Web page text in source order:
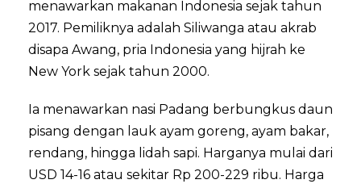
menawarkan makanan Indonesia sejak tahun
2017. Pemiliknya adalah Siliwanga atau akrab
disapa Awang, pria Indonesia yang hijrah ke
New York sejak tahun 2000.
Ia menawarkan nasi Padang berbungkus daun
pisang dengan lauk ayam goreng, ayam bakar,
rendang, hingga lidah sapi. Harganya mulai dari
USD 14-16 atau sekitar Rp 200-229 ribu. Harga